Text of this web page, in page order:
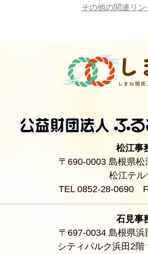
その他の関連リ
松江事
〒690-0003 島根県
松江テル
TEL 0852-28-0690
石見事
〒697-0034 島根県
シティパルク浜田2